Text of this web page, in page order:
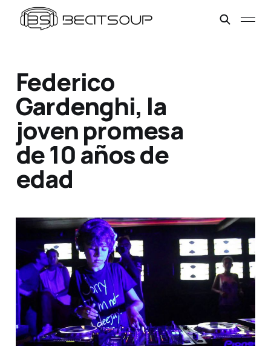
Federico
Gardenghi, la
joven promesa
de 10 años de
edad